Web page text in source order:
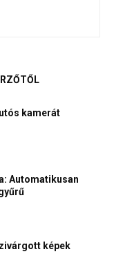
kamerát
Automatikusan
képek